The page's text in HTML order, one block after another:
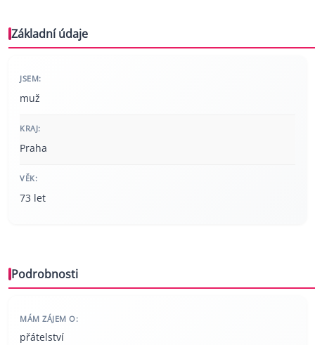
Základní údaje
JSEM:
muž
KRAJ:
Praha
VĚK:
73 let
Podrobnosti
MÁM ZÁJEM O:
přátelství